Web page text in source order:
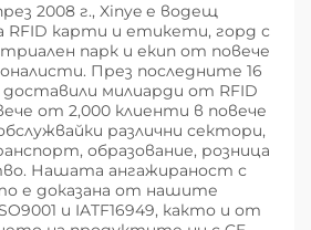
2008 г., Xinye е водещ
RFID карти и етикети, горд с
парк и екип от повече
През последните 16
доставили милиарди от RFID
от 2,000 клиенти в повече
различни сектори,
образование, розница
Нашата ангажираност с
е доказана от нашите
и IATF16949, както и от